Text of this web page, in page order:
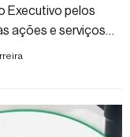
Executivo pelos
ações e serviços